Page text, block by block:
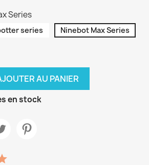
Series
series Ninebot Max Series
AU PANIER
en stock